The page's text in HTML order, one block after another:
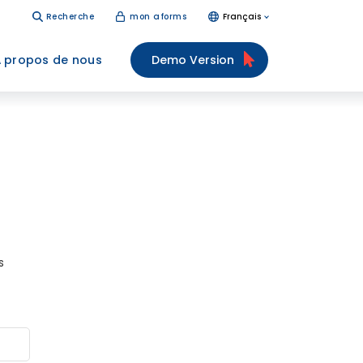
Recherche mon aforms Français
propos de nous Demo Version